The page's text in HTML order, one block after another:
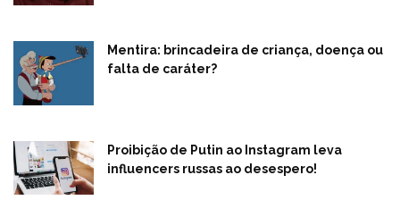
Mentira: brincadeira de criança, doença ou
falta de caráter?
Proibição de Putin ao Instagram leva
influencers russas ao desespero!